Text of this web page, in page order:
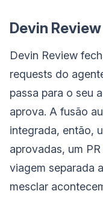
Devin Review
Devin Review
requests do
passa para o seu
aprova. A fusão
integrada, então,
aprovadas, um
viagem separada
mesclar